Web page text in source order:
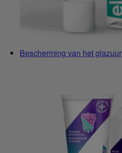
Bescherming van het glazuur